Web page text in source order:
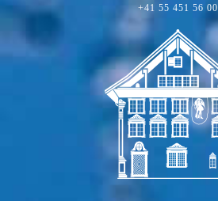
+41 55 451 56 00